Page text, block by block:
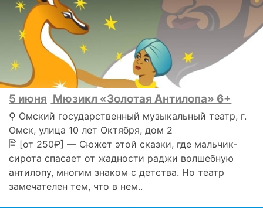
5 июня Мюзикл «Золотая Антилопа» 6+
⚲ Омский государственный музыкальный театр, г.
Омск, улица 10 лет Октября, дом 2
🗎 [от 250₽] — Сюжет этой сказки, где мальчик-
сирота спасает от жадности раджи волшебную
антилопу, многим знаком с детства. Но театр
замечателен тем, что в нем..